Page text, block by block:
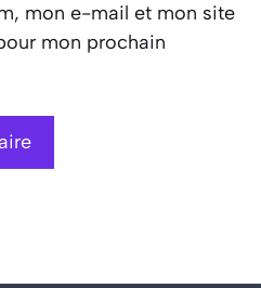
mon e-mail et mon site
mon prochain